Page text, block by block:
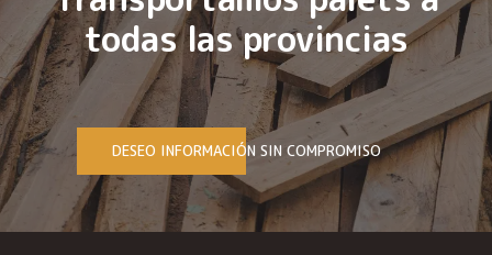
todas las provincias
DESEO INFORMACIÓN SIN COMPROMISO